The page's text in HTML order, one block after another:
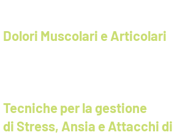
Dolori Muscolari e Articolari
Tecniche per la gestione
di Stress, Ansia e Attacchi di